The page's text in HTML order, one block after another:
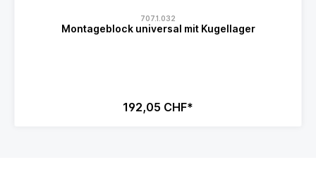
707.1.032
Montageblock universal mit Kugellager
192,05 CHF*